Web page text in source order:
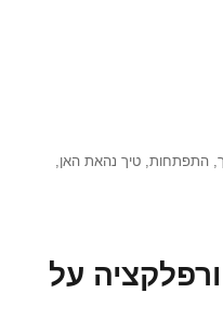
,התפתחות,טיך נהאת האן,
על